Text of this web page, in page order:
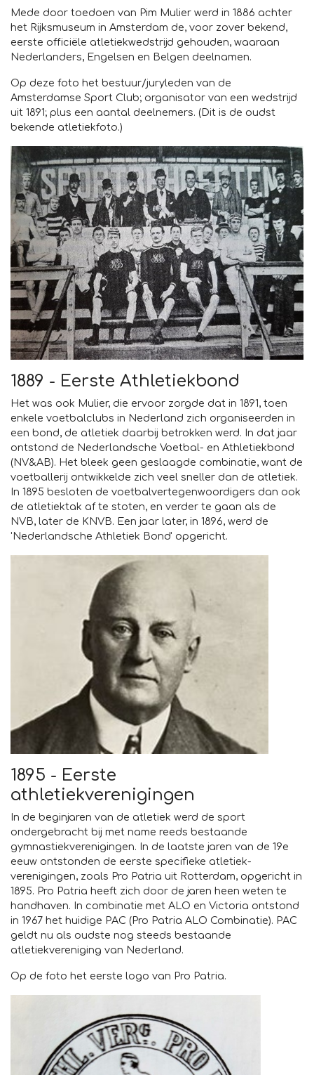
Mede door toedoen van Pim Mulier werd in 1886 achter
het Rijksmuseum in Amsterdam de, voor zover bekend,
eerste officiële atletiekwedstrijd gehouden, waaraan
Nederlanders, Engelsen en Belgen deelnamen.
Op deze foto het bestuur/juryleden van de
Amsterdamse Sport Club; organisator van een wedstrijd
uit 1891; plus een aantal deelnemers. (Dit is de oudst
bekende atletiekfoto.)
1889 - Eerste Athletiekbond
Het was ook Mulier, die ervoor zorgde dat in 1891, toen
enkele voetbalclubs in Nederland zich organiseerden in
een bond, de atletiek daarbij betrokken werd. In dat jaar
ontstond de Nederlandsche Voetbal- en Athletiekbond
(NV&AB). Het bleek geen geslaagde combinatie, want de
voetballerij ontwikkelde zich veel sneller dan de atletiek.
In 1895 besloten de voetbalvertegenwoordigers dan ook
de atletiektak af te stoten, en verder te gaan als de
NVB, later de KNVB. Een jaar later, in 1896, werd de
'Nederlandsche Athletiek Bond' opgericht.
1895 - Eerste
athletiekverenigingen
In de beginjaren van de atletiek werd de sport
ondergebracht bij met name reeds bestaande
gymnastiekverenigingen. In de laatste jaren van de 19e
eeuw ontstonden de eerste specifieke atletiek-
verenigingen, zoals Pro Patria uit Rotterdam, opgericht in
1895. Pro Patria heeft zich door de jaren heen weten te
handhaven. In combinatie met ALO en Victoria ontstond
in 1967 het huidige PAC (Pro Patria ALO Combinatie). PAC
geldt nu als oudste nog steeds bestaande
atletiekvereniging van Nederland.
Op de foto het eerste logo van Pro Patria.